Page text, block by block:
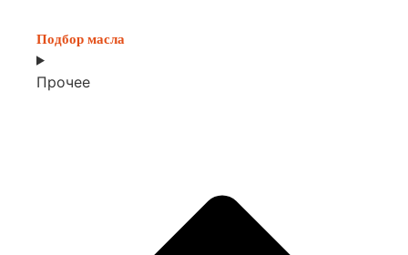
Подбор масла
Прочее